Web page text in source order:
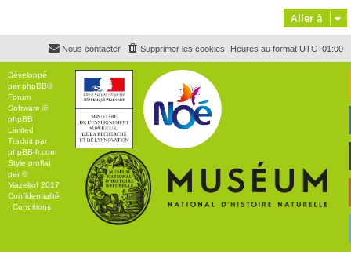
Aller à
Heures au format UTC+01:00
Supprimer les cookies
Nous contacter
Développé
parphpBB®
Forum
Software ©
phpBB
Limited
Traduit par
phpBB-fr.com
Style proflat
par ©
Mazeltof 2017
Confidentialité
| Conditions